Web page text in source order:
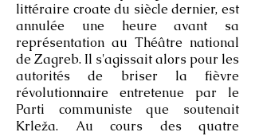
littéraire croate du siècle dernier, est
annulée une heure avant sa
représentation au Théâtre national
de Zagreb. Il s'agissait alors pour les
autorités de briser la fièvre
révolutionnaire entretenue par le
Parti communiste que soutenait
Krleža. Au cours des quatre